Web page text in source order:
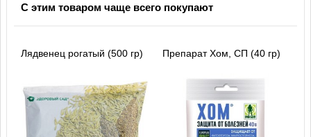
С этим товаром чаще всего покупают
Лядвенец рогатый (500 гр) Препарат Хом, СП (40 гр)